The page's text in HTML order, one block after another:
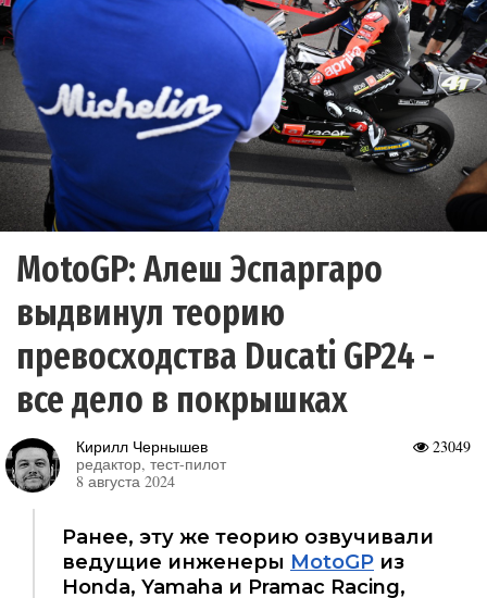
MotoGP: Алеш Эспаргаро
выдвинул теорию
превосходства Ducati GP24 -
все дело в покрышках
23049
Кирилл Чернышев
редактор, тест-пилот
8 августа 2024
Ранее, эту же теорию озвучивали
ведущие инженеры MotoGP из
Honda, Yamaha и Pramac Racing,